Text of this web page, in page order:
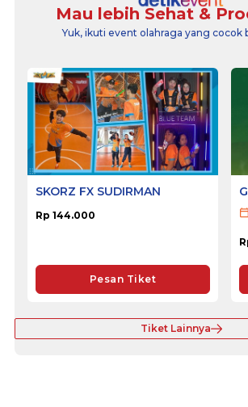
Mau lebih Sehat &
Yuk, ikuti event olahraga yang cocok
SKORZ FX SUDIRMAN
Rp 144.000
Pesan Tiket
Tiket Lainnya